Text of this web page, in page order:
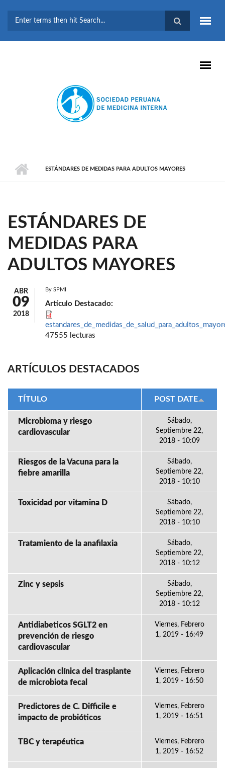
BÚSQUEDA
ESTÁNDARES DE MEDIDAS PARA ADULTOS MAYORES
ESTÁNDARES DE
MEDIDAS PARA
ADULTOS MAYORES
ABR
09
2018
By SPMI
Artículo Destacado:
47555 lecturas
ARTÍCULOS DESTACADOS
TÍTULO POST DATE
Microbioma y riesgo
cardiovascular
Sábado,
Septiembre 22,
2018 - 10:09
Riesgos de la Vacuna para la
fiebre amarilla
Sábado,
Septiembre 22,
2018 - 10:10
Toxicidad por vitamina D
Sábado,
Septiembre 22,
2018 - 10:10
Tratamiento de la anafilaxia
Sábado,
Septiembre 22,
2018 - 10:12
Zinc y sepsis
Sábado,
Septiembre 22,
2018 - 10:12
Antidiabeticos SGLT2 en
prevención de riesgo
cardiovascular
Viernes, Febrero
1, 2019 - 16:49
Aplicación clínica del trasplante
de microbiota fecal
Viernes, Febrero
1, 2019 - 16:50
Predictores de C. Difficile e
impacto de probióticos
Viernes, Febrero
1, 2019 - 16:51
TBC y terapéutica
Viernes, Febrero
1, 2019 - 16:52